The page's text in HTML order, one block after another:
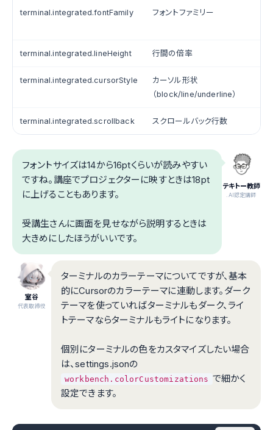
terminal.integrated.fontFamily フォントファミリー
terminal.integrated.lineHeight 行間の倍率
terminal.integrated.cursorStyle
カーソル形状
（block/line/underline）
terminal.integrated.scrollback スクロールバック行数
テキトー教師
.AI認定講師
フォントサイズは14から16ptくらいが読みやすい
ですね。講座でプロジェクターに映すときは18pt
に上げることもあります。
受講生さんに画面を見せながら説明するときは
大きめにしたほうがいいです。
室谷
代表取締役
ターミナルのカラーテーマについてですが、基本
的にCursorのカラーテーマに連動します。ダーク
テーマを使っていればターミナルもダーク、ライ
トテーマならターミナルもライトになります。
個別にターミナルの色をカスタマイズしたい場合
は、settings.jsonの
workbench.colorCustomizations で細かく
設定できます。